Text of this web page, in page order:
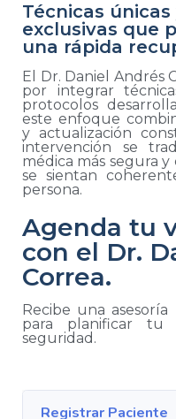
Técnicas únicas
exclusivas que
una rápida
El Dr. Daniel Andrés
por integrar
protocolos
este enfoque
y actualización
intervención se
médica más segura
se sientan
persona.
Agenda tu
con el Dr.
Correa.
Recibe una
para planificar tu
seguridad.